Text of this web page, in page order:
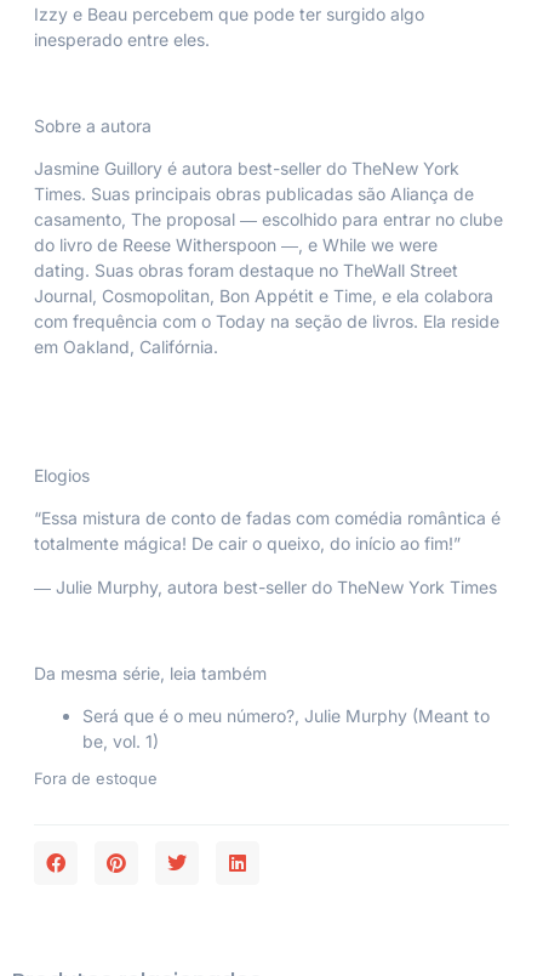
Izzy e Beau percebem que pode ter surgido algo
inesperado entre eles.
Sobre a autora
Jasmine Guillory é autora best-seller do TheNew York
Times. Suas principais obras publicadas são Aliança de
casamento, The proposal ― escolhido para entrar no clube
do livro de Reese Witherspoon ―, e While we were
dating. Suas obras foram destaque no TheWall Street
Journal, Cosmopolitan, Bon Appétit e Time, e ela colabora
com frequência com o Today na seção de livros. Ela reside
em Oakland, Califórnia.
Elogios
“Essa mistura de conto de fadas com comédia romântica é
totalmente mágica! De cair o queixo, do início ao fim!”
― Julie Murphy, autora best-seller do TheNew York Times
Da mesma série, leia também
Será que é o meu número? , Julie Murphy (Meant to
be, vol. 1)
Fora de estoque